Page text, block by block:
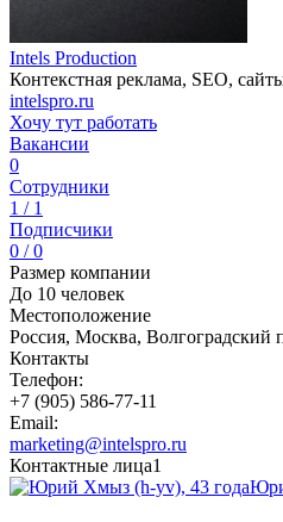
Intels Production
Контекстная реклама, SEO,
intelspro.ru
Хочу тут работать
Вакансии
0
Сотрудники
1 / 1
Подписчики
0 / 0
Размер компании
До 10 человек
Местоположение
Россия, Москва, Волгоградский
Контакты
Телефон:
+7 (905) 586-77-11
Email:
marketing@intelspro.ru
Контактные лица1